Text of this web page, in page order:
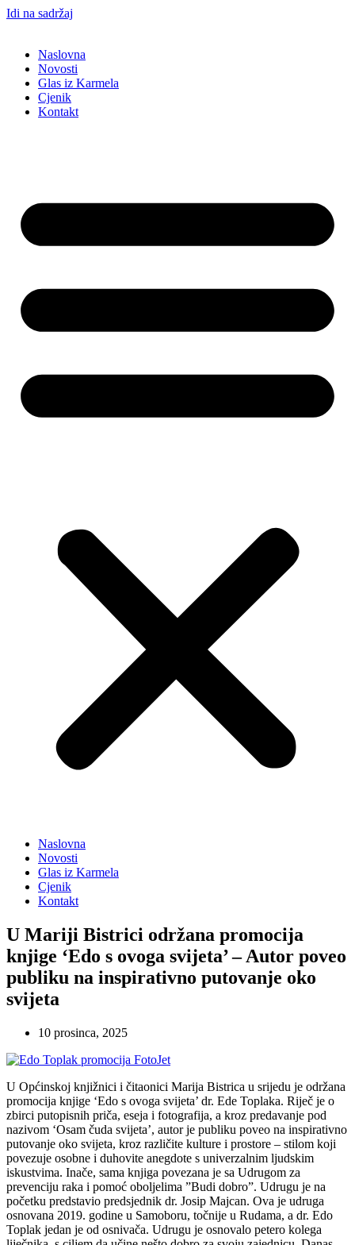
Idi na sadržaj
Naslovna
Novosti
Glas iz Karmela
Cjenik
Kontakt
Naslovna
Novosti
Glas iz Karmela
Cjenik
Kontakt
U Mariji Bistrici održana promocija
knjige ‘Edo s ovoga svijeta’ – Autor poveo
publiku na inspirativno putovanje oko
svijeta
10 prosinca, 2025
U Općinskoj knjižnici i čitaonici Marija Bistrica u srijedu je održana
promocija knjige ‘Edo s ovoga svijeta’ dr. Ede Toplaka. Riječ je o
zbirci putopisnih priča, eseja i fotografija, a kroz predavanje pod
nazivom ‘Osam čuda svijeta’, autor je publiku poveo na inspirativno
putovanje oko svijeta, kroz različite kulture i prostore – stilom koji
povezuje osobne i duhovite anegdote s univerzalnim ljudskim
iskustvima. Inače, sama knjiga povezana je sa Udrugom za
prevenciju raka i pomoć oboljelima ”Budi dobro”. Udrugu je na
početku predstavio predsjednik dr. Josip Majcan. Ova je udruga
osnovana 2019. godine u Samoboru, točnije u Rudama, a dr. Edo
Toplak jedan je od osnivača. Udrugu je osnovalo petero kolega